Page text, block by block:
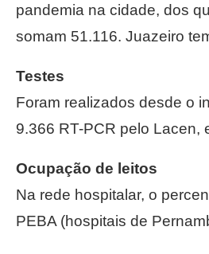
pandemia na cidade, dos
somam 51.116. Juazeiro
Testes
Foram realizados desde o
9.366 RT-PCR pelo Lacen,
Ocupação de leitos
Na rede hospitalar, o
PEBA (hospitais de